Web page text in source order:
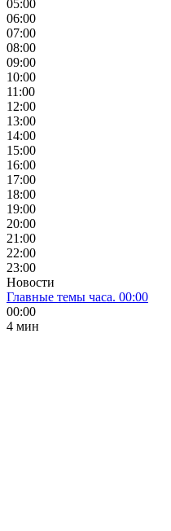
05:00
06:00
07:00
08:00
09:00
10:00
11:00
12:00
13:00
14:00
15:00
16:00
17:00
18:00
19:00
20:00
21:00
22:00
23:00
Новости
Главные темы часа. 00:00
00:00
4 мин